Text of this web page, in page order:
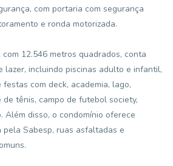
com portaria com segurança
e ronda motorizada.
12.546 metros quadrados, conta
lazer, incluindo piscinas adulto e infantil,
com deck, academia, lago,
tênis, campo de futebol society,
Além disso, o condomínio oferece
Sabesp, ruas asfaltadas e